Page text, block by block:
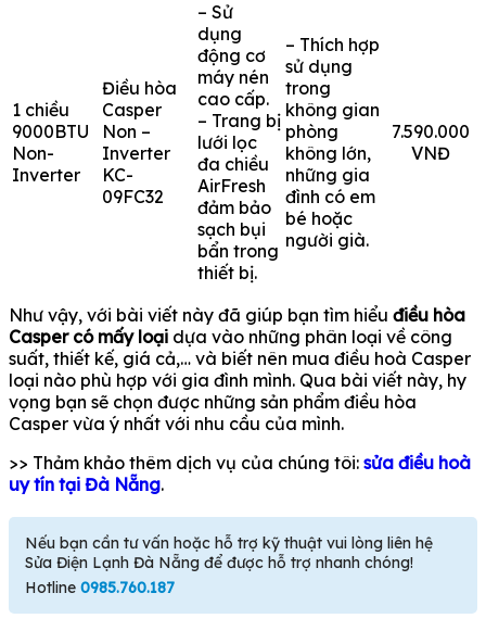
1 chiều
9000BTU
Non-
Inverter
Điều hòa
Casper
Non –
Inverter
KC-
09FC32
– Sử
dụng
động cơ
máy nén
cao cấp.
– Trang bị
lưới lọc
đa chiều
AirFresh
đảm bảo
sạch bụi
bẩn trong
thiết bị.
– Thích hợp
sử dụng
trong
không gian
phòng
không lớn,
những gia
đình có em
bé hoặc
người già.
7.590.000
VNĐ
Như vậy, với bài viết này đã giúp bạn tìm hiểu điều hòa
Casper có mấy loại dựa vào những phân loại về công
suất, thiết kế, giá cả,… và biết nên mua điều hoà Casper
loại nào phù hợp với gia đình mình. Qua bài viết này, hy
vọng bạn sẽ chọn được những sản phẩm điều hòa
Casper vừa ý nhất với nhu cầu của mình.
>> Thảm khảo thêm dịch vụ của chúng tôi: sửa điều hoà
uy tín tại Đà Nẵng.
Nếu bạn cần tư vấn hoặc hỗ trợ kỹ thuật vui lòng liên hệ
Sửa Điện Lạnh Đà Nẵng để được hỗ trợ nhanh chóng!
Hotline 0985.760.187